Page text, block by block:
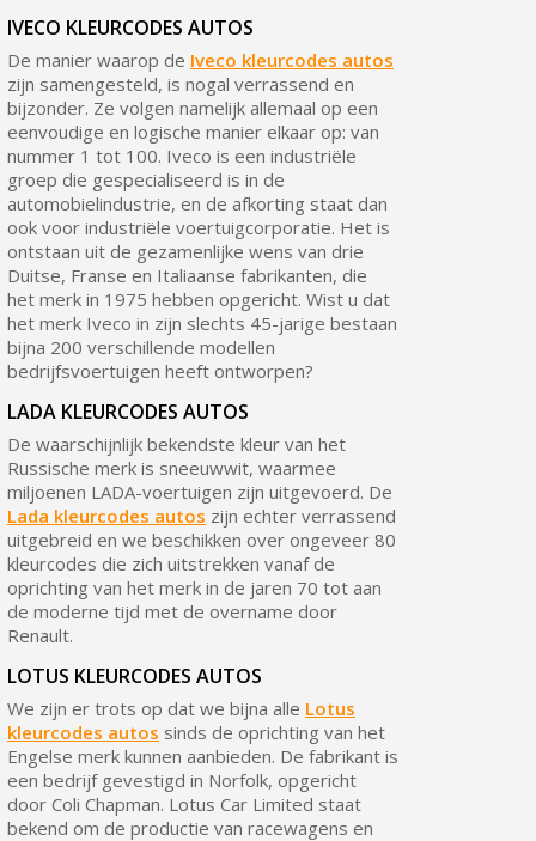
IVECO KLEURCODES AUTOS
De manier waarop de Iveco kleurcodes autos
zijn samengesteld, is nogal verrassend en
bijzonder. Ze volgen namelijk allemaal op een
eenvoudige en logische manier elkaar op: van
nummer 1 tot 100. Iveco is een industriële
groep die gespecialiseerd is in de
automobielindustrie, en de afkorting staat dan
ook voor industriële voertuigcorporatie. Het is
ontstaan uit de gezamenlijke wens van drie
Duitse, Franse en Italiaanse fabrikanten, die
het merk in 1975 hebben opgericht. Wist u dat
het merk Iveco in zijn slechts 45-jarige bestaan
bijna 200 verschillende modellen
bedrijfsvoertuigen heeft ontworpen?
LADA KLEURCODES AUTOS
De waarschijnlijk bekendste kleur van het
Russische merk is sneeuwwit, waarmee
miljoenen LADA-voertuigen zijn uitgevoerd. De
Lada kleurcodes autos zijn echter verrassend
uitgebreid en we beschikken over ongeveer 80
kleurcodes die zich uitstrekken vanaf de
oprichting van het merk in de jaren 70 tot aan
de moderne tijd met de overname door
Renault.
LOTUS KLEURCODES AUTOS
We zijn er trots op dat we bijna alle Lotus
kleurcodes autos sinds de oprichting van het
Engelse merk kunnen aanbieden. De fabrikant is
een bedrijf gevestigd in Norfolk, opgericht
door Coli Chapman. Lotus Car Limited staat
bekend om de productie van racewagens en